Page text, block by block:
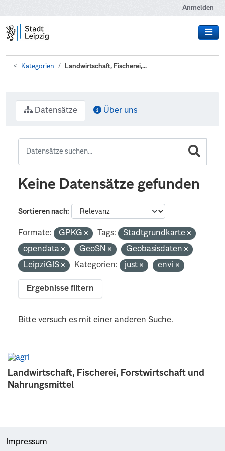
Anmelden
Kategorien Landwirtschaft, Fischerei,...
Landwirtschaft, Fischerei, Forstwirtschaft und
Nahrungsmittel
Datensätze Über uns
Keine Datensätze gefunden
Sortieren nach
Formate: GPKG Tags:
Stadtgrundkarte
opendata
GeoSN
Geobasisdaten
LeipziGIS
Kategorien: just envi
Ergebnisse filtern
Bitte versuch es mit einer anderen Suche.
Impressum